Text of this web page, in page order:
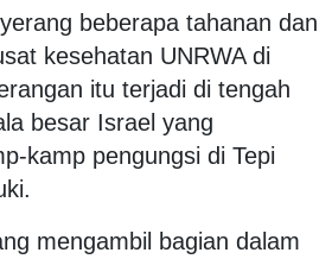
beberapa tahanan dan
kesehatan UNRWA di
itu terjadi di tengah
besar Israel yang
kamp pengungsi di Tepi
mengambil bagian dalam